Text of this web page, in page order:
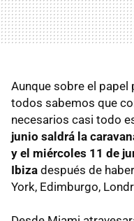
Aunque sobre el papel
todos sabemos que
necesarios casi todo
junio saldrá la
y el miércoles 11 de
Ibiza después de
York, Edimburgo,